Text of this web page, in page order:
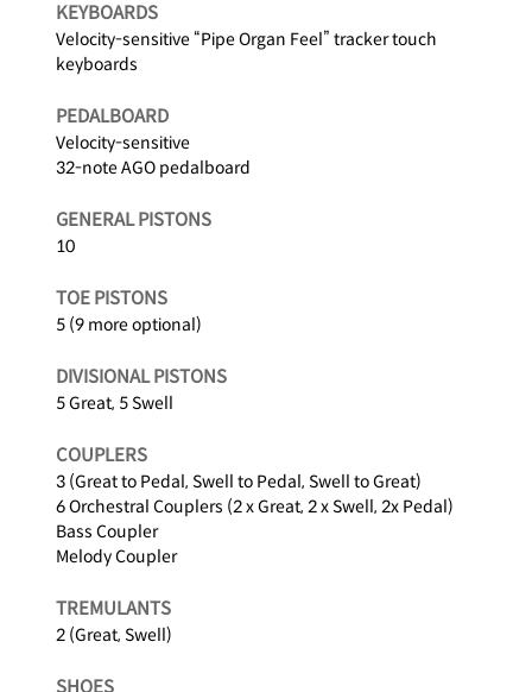
KEYBOARDS
Velocity-sensitive “Pipe Organ Feel” tracker touch
keyboards
PEDALBOARD
Velocity-sensitive
32-note AGO pedalboard
GENERAL PISTONS
10
TOE PISTONS
5 (9 more optional)
DIVISIONAL PISTONS
5 Great, 5 Swell
COUPLERS
3 (Great to Pedal, Swell to Pedal, Swell to Great)
6 Orchestral Couplers (2 x Great, 2 x Swell, 2x Pedal)
Bass Coupler
Melody Coupler
TREMULANTS
2 (Great, Swell)
SHOES